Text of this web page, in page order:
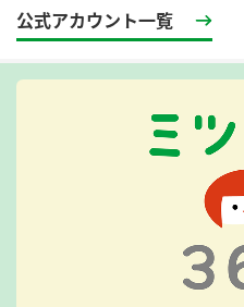
公式アカウント一覧